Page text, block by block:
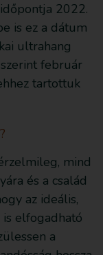
2022.
is ez a dátum
ultrahang
február
tartottuk
mind
és a család
az ideális,
is elfogadható
a